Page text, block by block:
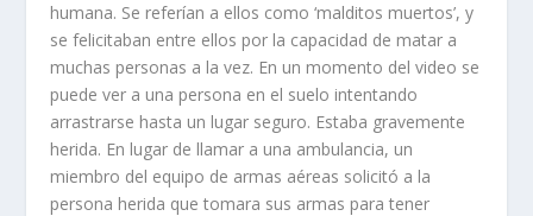
humana. Se referían a ellos como ‘malditos muertos’, y
se felicitaban entre ellos por la capacidad de matar a
muchas personas a la vez. En un momento del video se
puede ver a una persona en el suelo intentando
arrastrarse hasta un lugar seguro. Estaba gravemente
herida. En lugar de llamar a una ambulancia, un
miembro del equipo de armas aéreas solicitó a la
persona herida que tomara sus armas para tener